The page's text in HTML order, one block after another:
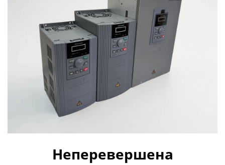
Неперевершена